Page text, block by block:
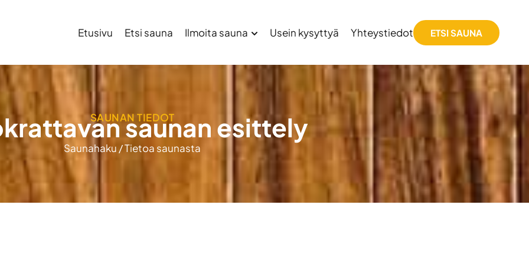
Etusivu Etsi sauna Ilmoita sauna Usein kysyttyä Yhteystiedot ETSI SAUNA
SAUNAN TIEDOT
saunan esittely
Saunahaku /Tietoa saunasta